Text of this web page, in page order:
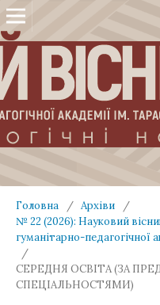
Головна / Архіви
/
№ 22 (2026): Науковий
гуманітарно-педагогічної
/
СЕРЕДНЯ ОСВІТА (ЗА
СПЕЦІАЛЬНОСТЯМИ)